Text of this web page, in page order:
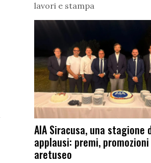
lavori e stampa
AIA Siracusa, una stagione
applausi: premi,
aretuseo